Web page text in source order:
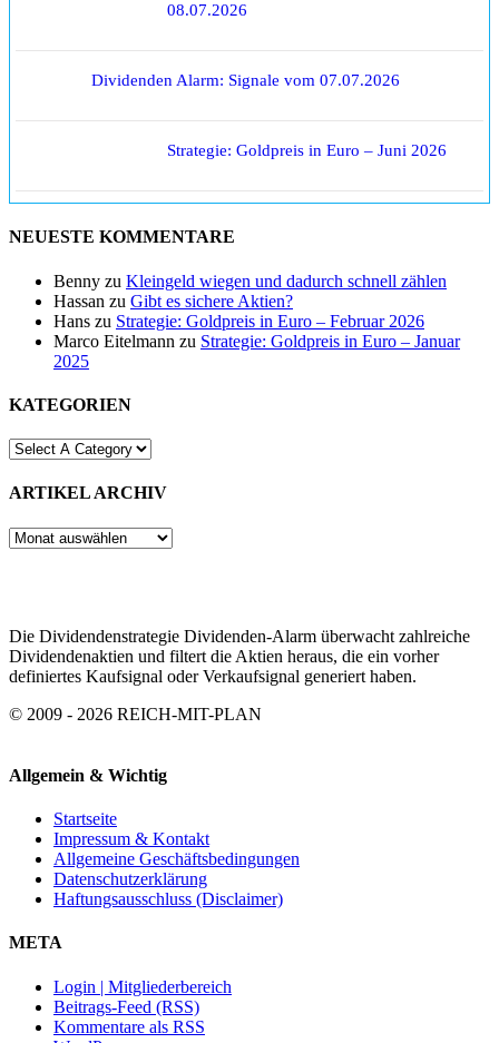
08.07.2026
Dividenden Alarm: Signale vom 07.07.2026
Strategie: Goldpreis in Euro – Juni 2026
NEUESTE KOMMENTARE
Benny zu Kleingeld wiegen und dadurch schnell zählen
Hassan zu Gibt es sichere Aktien?
Hans zu Strategie: Goldpreis in Euro – Februar 2026
Marco Eitelmann zu Strategie: Goldpreis in Euro – Januar
2025
KATEGORIEN
ARTIKEL ARCHIV
ARTIKEL
Die Dividendenstrategie Dividenden-Alarm überwacht zahlreiche
Dividendenaktien und filtert die Aktien heraus, die ein vorher
definiertes Kaufsignal oder Verkaufsignal generiert haben.
© 2009 - 2026 REICH-MIT-PLAN
Allgemein & Wichtig
Startseite
Impressum & Kontakt
Allgemeine Geschäftsbedingungen
Datenschutzerklärung
Haftungsausschluss (Disclaimer)
META
Login | Mitgliederbereich
Beitrags-Feed (RSS)
Kommentare als RSS